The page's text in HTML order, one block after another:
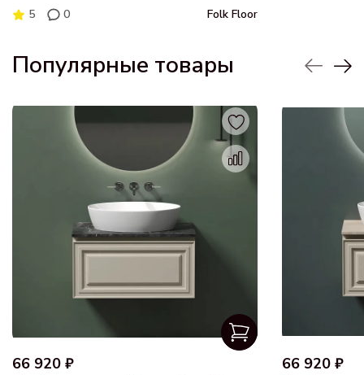
5
0 Folk Floor
Популярные товары
66 920 ₽ 66 920 ₽